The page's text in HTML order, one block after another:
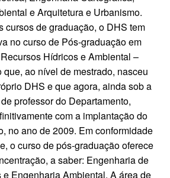
e Arquitetura e Urbanismo.
cursos de graduação, o DHS tem
no curso de Pós-graduação em
Hídricos e Ambiental –
ao nível de mestrado, nasceu
DHS e que agora, ainda sob a
professor do Departamento,
com a implantação do
no ano de 2009. Em conformidade
o curso de pós-graduação oferece
a saber: Engenharia de
Engenharia Ambiental. A área de